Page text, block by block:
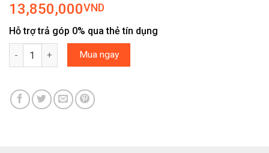
13,850,000VND
Hỗ trợ trả góp 0% qua thẻ tín dụng
Google Tivi QLED Xiaomi A Pro 4K 75 inch L75MB-APSEA số
Mua ngay